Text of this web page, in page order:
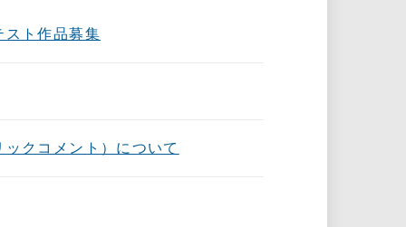
スト作品募集
クコメント）について